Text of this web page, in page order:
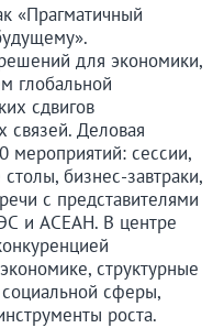
«Прагматичный
для экономики,
глобальной
сдвигов
связей. Деловая
мероприятий: сессии,
бизнес-завтраки,
с представителями
и АСЕАН. В центре
структурные
сферы,
роста.